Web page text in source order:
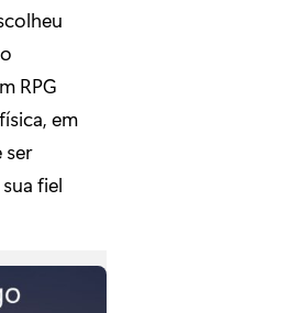
RPG
em
ser
fiel